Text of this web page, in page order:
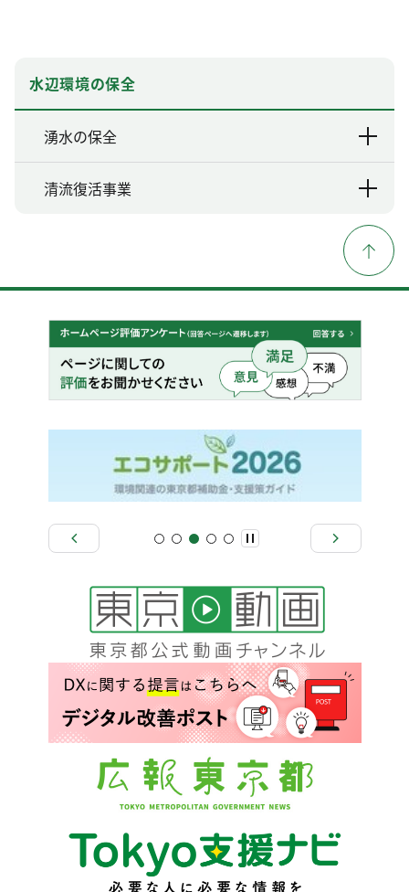
水辺環境の保全
湧水の保全
清流復活事業